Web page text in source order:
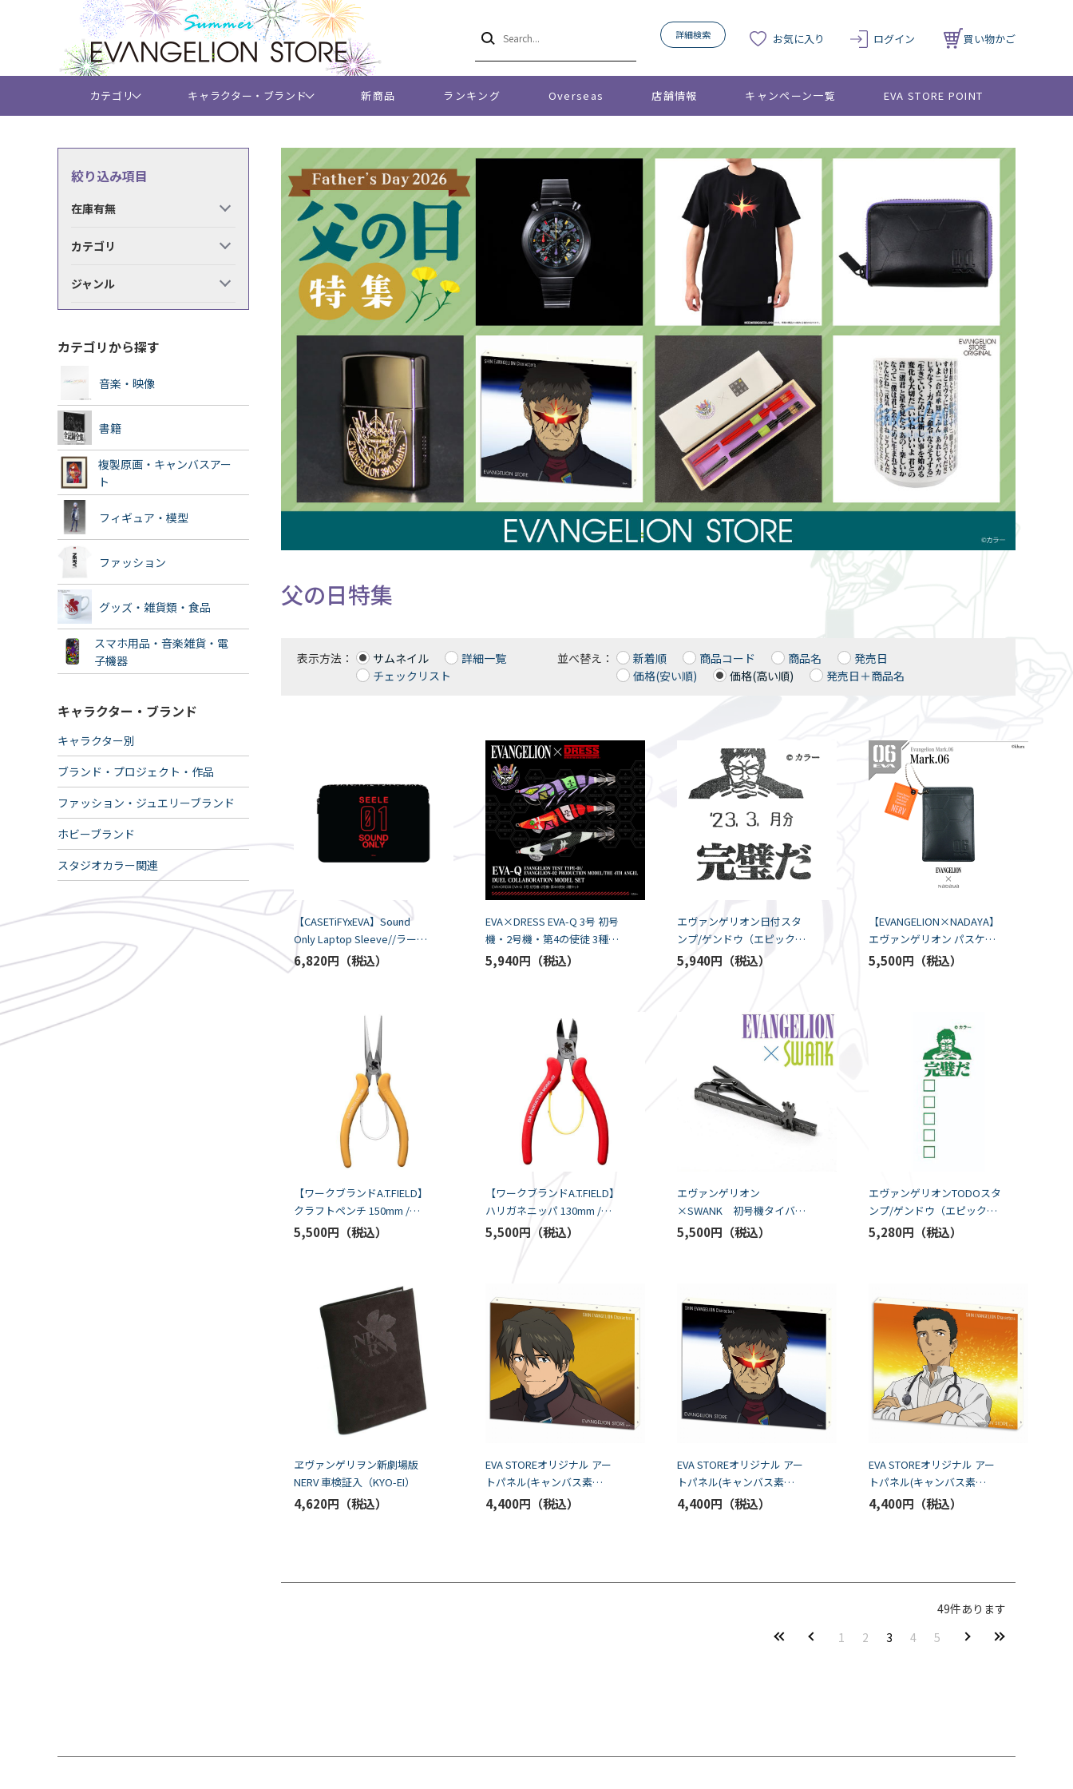
詳細検索 お気に入り ログイン 買い物かご
カテゴリ キャラクター・ブランド 新商品 ランキング Overseas 店舗情報 キャンペーン一覧 EVA STORE POINT
絞り込み項目
在庫有無
カテゴリ
ジャンル
カテゴリから探す
音楽・映像
書籍
複製原画・キャンバスアー
ト
フィギュア・模型
ファッション
グッズ・雑貨類・食品
スマホ用品・音楽雑貨・電
子機器
キャラクター・ブランド
キャラクター別
ブランド・プロジェクト・作品
ファッション・ジュエリーブランド
ホビーブランド
スタジオカラー関連
父の日特集
表示方法： サムネイル
詳細一覧
チェックリスト
並べ替え： 新着順 商品コード 商品名
発売日
価格(安い順)
価格(高い順) 発売日＋商品名
【CASETiFYxEVA】Sound
Only Laptop Sleeve//ラージ
（16"）
6,820円
EVA×DRESS EVA-Q 3号 初号
機・2号機・第4の使徒 3種セ
ット（ライラクス）
5,940円
エヴァンゲリオン日付スタ
ンプ/ゲンドウ（エピック＆
リリック）
5,940円
【EVANGELION×NADAYA】
エヴァンゲリオン パスケー
ス/Mark.06(ネイビー)（ナダ
ヤ）
5,500円
【ワークブランドA.T.FIELD】
クラフトペンチ 150mm /零
号機モデル（角利産業）
5,500円
【ワークブランドA.T.FIELD】
ハリガネニッパ 130mm /２
号機モデル（角利産業）
5,500円
エヴァンゲリオン
×SWANK 初号機タイバー
【Bｋ】
5,500円
エヴァンゲリオンTODOスタ
ンプ/ゲンドウ（エピック＆
リリック）
5,280円
ヱヴァンゲリヲン新劇場版
NERV 車検証入（KYO-EI）
4,620円
EVA STOREオリジナル アー
トパネル(キャンバス素
材)/SHIN EVANGELION
Characters/加持リョウジ
4,400円
EVA STOREオリジナル アー
トパネル(キャンバス素
材)/SHIN EVANGELION
Characters/碇ゲンドウ
4,400円
EVA STOREオリジナル アー
トパネル(キャンバス素
材)/SHIN EVANGELION
Characters/鈴原トウジ
4,400円
49件あります
1
2 3 4 5